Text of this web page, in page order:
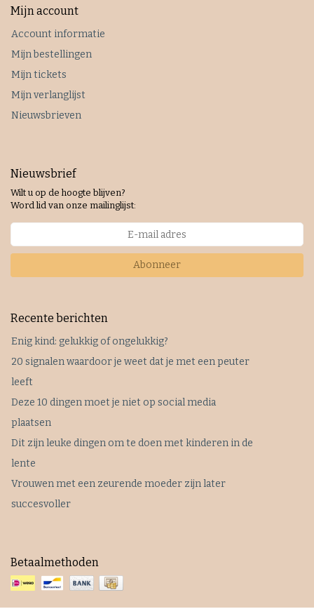
Mijn account
Account informatie
Mijn bestellingen
Mijn tickets
Mijn verlanglijst
Nieuwsbrieven
Nieuwsbrief
Wilt u op de hoogte blijven?
Word lid van onze mailinglijst:
Abonneer
Recente berichten
Enig kind: gelukkig of ongelukkig?
20 signalen waardoor je weet dat je met een peuter
leeft
Deze 10 dingen moet je niet op social media
plaatsen
Dit zijn leuke dingen om te doen met kinderen in de
lente
Vrouwen met een zeurende moeder zijn later
succesvoller
Betaalmethoden